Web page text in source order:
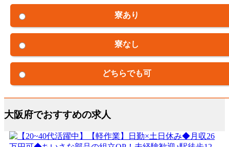
寮あり
寮なし
どちらでも可
大阪府でおすすめの求人